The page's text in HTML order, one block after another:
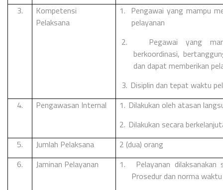
3.
Kompetensi
Pelaksana
1. Pengawai yang mampu
pelayanan
2.
Pegawai yang
berkoordinasi,
dan dapat memberikan
3. Disiplin dan tepat waktu
4.
Pengawasan Internal 1. Dilakukan oleh atasan
2. Dilakukan secara
5.
Jumlah Pelaksana
2 (dua) orang
6.
Jaminan Pelayanan 1.
Pelayanan
Prosedur dan norma